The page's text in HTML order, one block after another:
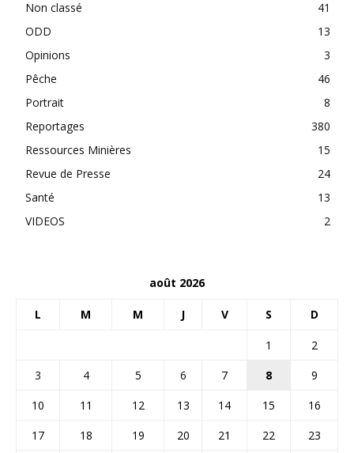
Non classé
41
ODD
13
Opinions
3
Pêche
46
Portrait
8
Reportages
380
Ressources Minières
15
Revue de Presse
24
Santé
13
VIDEOS
2
août 2026
L M M J V S D
1
2
3
4 5 6 7 8
9
10
11 12 13 14 15
16
17
18 19 20 21 22
23